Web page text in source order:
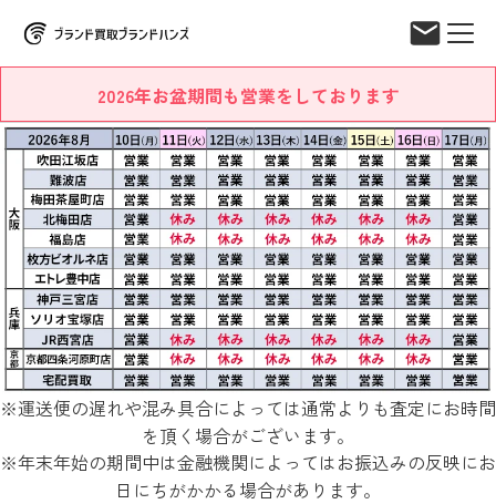
2026年お盆期間も営業をしております
※運送便の遅れや混み具合によっては通常よりも査定にお時間
を頂く場合がございます。
※年末年始の期間中は金融機関によってはお振込みの反映にお
日にちがかかる場合があります。